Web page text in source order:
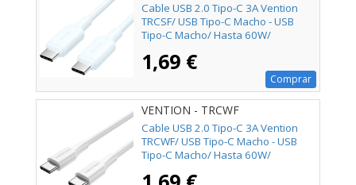
Cable USB 2.0 Tipo-C 3A Vention
TRCSF/ USB Tipo-C Macho - USB
Tipo-C Macho/ Hasta 60W/
1,69 €
Comprar
VENTION - TRCWF
Cable USB 2.0 Tipo-C 3A Vention
TRCWF/ USB Tipo-C Macho - USB
Tipo-C Macho/ Hasta 60W/